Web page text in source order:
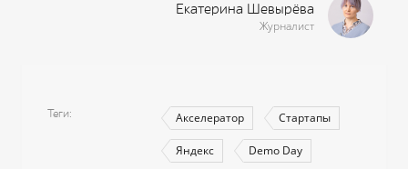
Екатерина Шевырёва
Журналист
Теги Акселератор Стартапы
Яндекс Demo Day